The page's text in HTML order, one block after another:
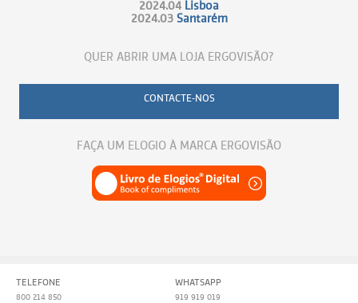
2024.04 Lisboa
2024.03 Santarém
QUER ABRIR UMA LOJA ERGOVISÃO?
CONTACTE-NOS
FAÇA UM ELOGIO À MARCA ERGOVISÃO
TELEFONE
800 214 850
WHATSAPP
919 919 019